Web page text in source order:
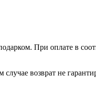
При оплате в
случае возврат не